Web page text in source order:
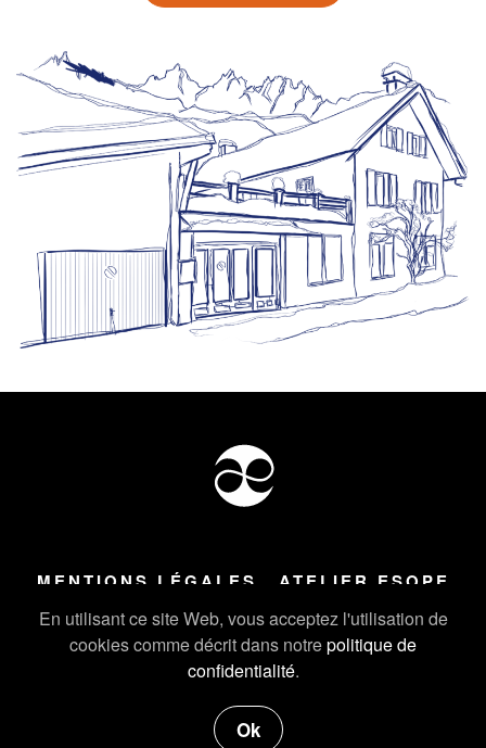
En utilisant ce site Web, vous acceptez l'utilisation de
cookies comme décrit dans notrepolitique de
confidentialité.
Ok
MENTIONS LÉGALES ATELIER ESOPE